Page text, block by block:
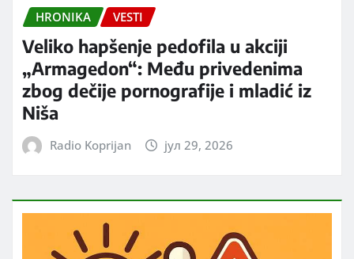
HRONIKA VESTI
Veliko hapšenje pedofila u akciji
„Armagedon“: Među privedenima
zbog dečije pornografije i mladić iz
Niša
Radio Koprijan јул 29, 2026